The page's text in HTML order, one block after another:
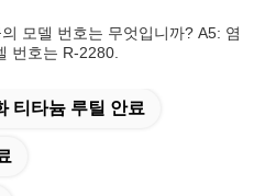
모델 번호는 무엇입니까? A5: 염
번호는 R-2280.
티타늄 루틸 안료